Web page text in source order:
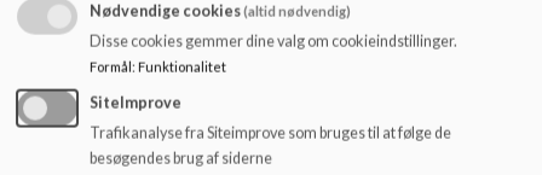
For en husstand 300,00
navnet på indbetaleren.
Støtteforeningen og Lem st Skole takker for støtten
Nødvendige cookies(altid nødvendig)
Disse cookies gemmer dine valg om cookieindstillinger.
Formål: Funktionalitet
SiteImprove
Trafikanalyse fra Siteimprove som bruges til at følge de
besøgendes brug af siderne